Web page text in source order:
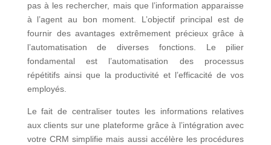
pas à les rechercher, mais que l’information apparaisse
à l’agent au bon moment. L’objectif principal est de
fournir des avantages extrêmement précieux grâce à
l’automatisation de diverses fonctions. Le pilier
fondamental est l’automatisation des processus
répétitifs ainsi que la productivité et l’efficacité de vos
employés.
Le fait de centraliser toutes les informations relatives
aux clients sur une plateforme grâce à l’intégration avec
votre CRM simplifie mais aussi accélère les procédures